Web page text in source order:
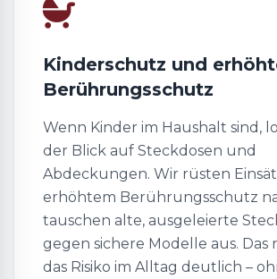
Kinderschutz und
Berührungsschutz
Wenn Kinder im Haushalt sind,
der Blick auf Steckdosen und
Abdeckungen. Wir rüsten
erhöhtem Berührungsschutz
tauschen alte, ausgeleierte
gegen sichere Modelle aus. Das
das Risiko im Alltag deutlich –